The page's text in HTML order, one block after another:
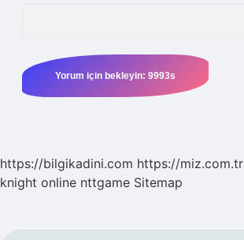
https://bilgikadini.com https://miz.com.tr
knight online nttgame Sitemap